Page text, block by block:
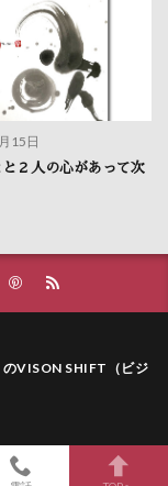
15日
と２人の心があって次
VISON SHIFT（ビジ